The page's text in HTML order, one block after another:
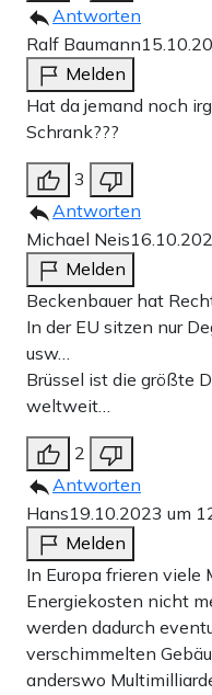
Antworten
Ralf Baumann
Melden
Hat da jemand noch
Schrank???
3
Antworten
Michael Neis
Melden
Beckenbauer hat
In der EU sitzen nur
usw…
Brüssel ist die größte
weltweit…
2
Antworten
Hans19.10.2023 um
Melden
In Europa frieren viele
Energiekosten nicht
werden dadurch
verschimmelten
anderswo